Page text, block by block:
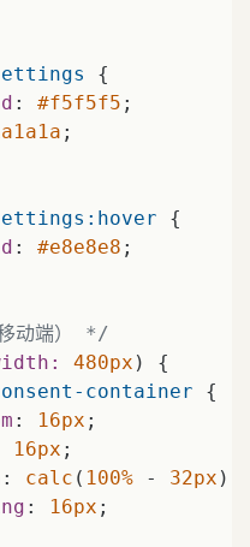
{
: #f5f5f5 ;
;
:hover {
: #e8e8e8 ;
动端） */
480px ) {
container {
: 16px ;
16px ;
: calc ( 100% - 32px );
: 16px ;